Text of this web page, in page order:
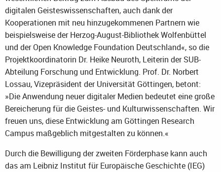
digitalen Geisteswissenschaften, auch dank der
Kooperationen mit neu hinzugekommenen Partnern wie
beispielsweise der Herzog-August-Bibliothek Wolfenbüttel
und der Open Knowledge Foundation Deutschland«, so die
Projektkoordinatorin Dr. Heike Neuroth, Leiterin der SUB-
Abteilung Forschung und Entwicklung. Prof. Dr. Norbert
Lossau, Vizepräsident der Universität Göttingen, betont:
»Die Anwendung neuer digitaler Medien bedeutet eine große
Bereicherung für die Geistes- und Kulturwissenschaften. Wir
freuen uns, diese Entwicklung am Göttingen Research
Campus maßgeblich mitgestalten zu können.«
Durch die Bewilligung der zweiten Förderphase kann auch
das am Leibniz Institut für Europäische Geschichte (IEG)